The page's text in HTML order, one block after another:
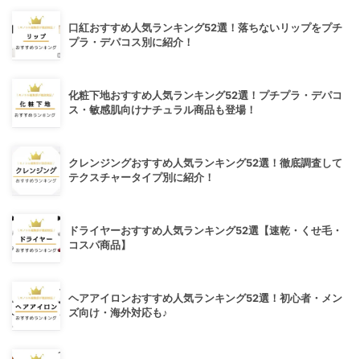
口紅おすすめ人気ランキング52選！落ちないリップをプチ
プラ・デパコス別に紹介！
化粧下地おすすめ人気ランキング52選！プチプラ・デパコ
ス・敏感肌向けナチュラル商品も登場！
クレンジングおすすめ人気ランキング52選！徹底調査して
テクスチャータイプ別に紹介！
ドライヤーおすすめ人気ランキング52選【速乾・くせ毛・
コスパ商品】
ヘアアイロンおすすめ人気ランキング52選！初心者・メン
ズ向け・海外対応も♪